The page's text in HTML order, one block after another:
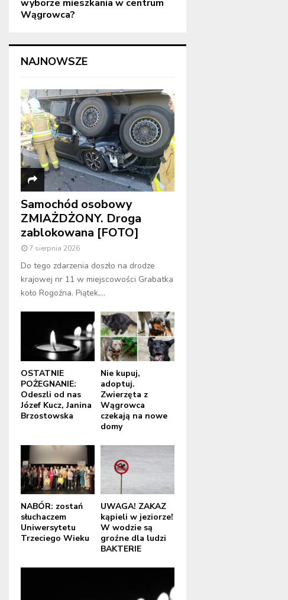
wyborze mieszkania w centrum
Wągrowca?
NAJNOWSZE
Samochód osobowy
ZMIAŻDŻONY. Droga
zablokowana [FOTO]
7 sierpnia 2026
Do tego zdarzenia doszło na drodze
krajowej nr 11 w miejscowości Grabatka
koło Rogoźna. Piątek,...
OSTATNIE
POŻEGNANIE:
Odeszli od nas
Józef Kucz, Janina
Brzostowska
Nie kupuj,
adoptuj.
Zwierzęta z
Wągrowca
czekają na nowe
domy
NABÓR: zostań
słuchaczem
Uniwersytetu
Trzeciego Wieku
UWAGA! ZAKAZ
kąpieli w jeziorze!
W wodzie są
groźne dla ludzi
BAKTERIE